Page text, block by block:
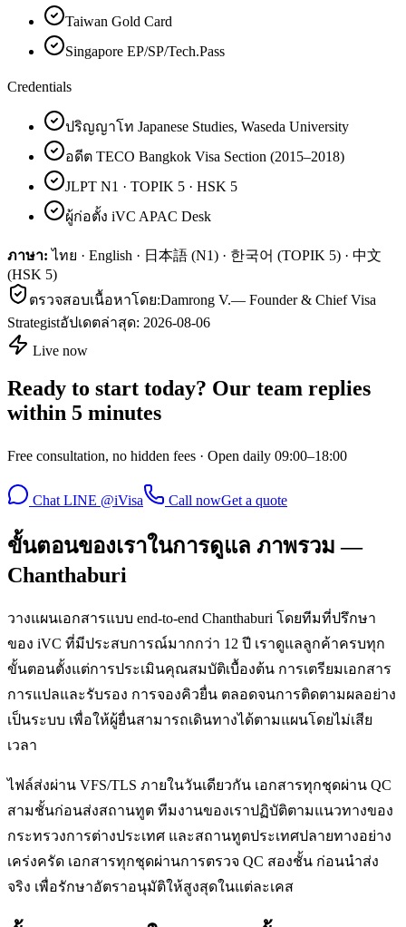
Taiwan Gold Card
Singapore EP/SP/Tech.Pass
Credentials
ปริญญาโท Japanese Studies, Waseda University
อดีต TECO Bangkok Visa Section (2015–2018)
JLPT N1 · TOPIK 5 · HSK 5
ผู้ก่อตั้ง iVC APAC Desk
ภาษา: ไทย · English · 日本語 (N1) · 한국어 (TOPIK 5) · 中文
(HSK 5)
ตรวจสอบเนื้อหาโดย:Damrong V.— Founder & Chief Visa
Strategistอัปเดตล่าสุด: 2026-08-06
Live now
Ready to start today? Our team replies
within 5 minutes
Free consultation, no hidden fees · Open daily 09:00–18:00
Chat LINE @iVisa Call nowGet a quote
ขั้นตอนของเราในการดูแล ภาพรวม —
Chanthaburi
วางแผนเอกสารแบบ end-to-end Chanthaburi โดยทีมที่ปรึกษา
ของ iVC ที่มีประสบการณ์มากกว่า 12 ปี เราดูแลลูกค้าครบทุก
ขั้นตอนตั้งแต่การประเมินคุณสมบัติเบื้องต้น การเตรียมเอกสาร
การแปลและรับรอง การจองคิวยื่น ตลอดจนการติดตามผลอย่าง
เป็นระบบ เพื่อให้ผู้ยื่นสามารถเดินทางได้ตามแผนโดยไม่เสีย
เวลา
ไฟล์ส่งผ่าน VFS/TLS ภายในวันเดียวกัน เอกสารทุกชุดผ่าน QC
สามชั้นก่อนส่งสถานทูต ทีมงานของเราปฏิบัติตามแนวทางของ
กระทรวงการต่างประเทศ และสถานทูตประเทศปลายทางอย่าง
เคร่งครัด เอกสารทุกชุดผ่านการตรวจ QC สองชั้น ก่อนนำส่ง
จริง เพื่อรักษาอัตราอนุมัติให้สูงสุดในแต่ละเคส